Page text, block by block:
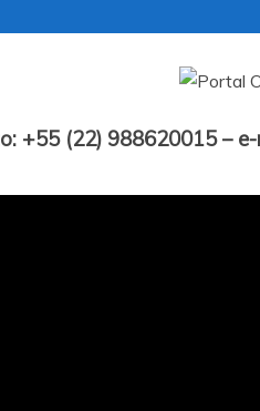
+55 (22) 988620015 –